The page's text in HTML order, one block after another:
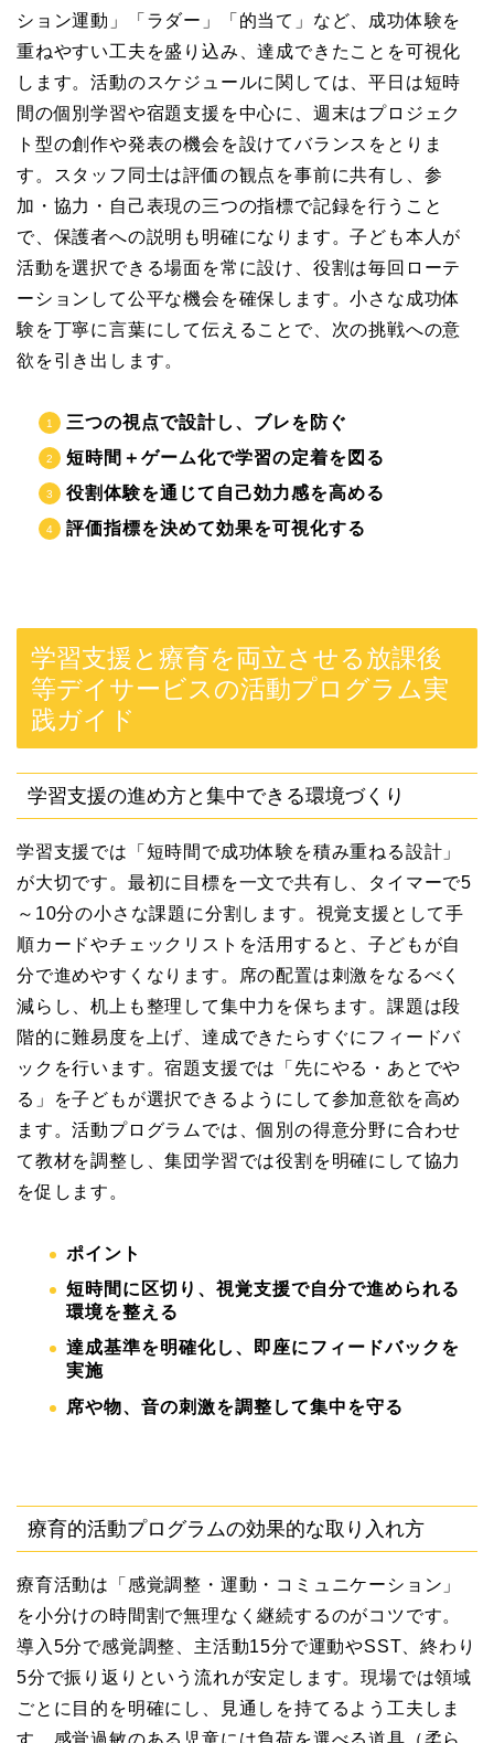
ション運動」「ラダー」「的当て」など、成功体験を
重ねやすい工夫を盛り込み、達成できたことを可視化
します。活動のスケジュールに関しては、平日は短時
間の個別学習や宿題支援を中心に、週末はプロジェク
ト型の創作や発表の機会を設けてバランスをとりま
す。スタッフ同士は評価の観点を事前に共有し、参
加・協力・自己表現の三つの指標で記録を行うこと
で、保護者への説明も明確になります。子ども本人が
活動を選択できる場面を常に設け、役割は毎回ローテ
ーションして公平な機会を確保します。小さな成功体
験を丁寧に言葉にして伝えることで、次の挑戦への意
欲を引き出します。
三つの視点で設計し、ブレを防ぐ
短時間＋ゲーム化で学習の定着を図る
役割体験を通じて自己効力感を高める
評価指標を決めて効果を可視化する
学習支援と療育を両立させる放課後
等デイサービスの活動プログラム実
践ガイド
学習支援の進め方と集中できる環境づくり
学習支援では「短時間で成功体験を積み重ねる設計」
が大切です。最初に目標を一文で共有し、タイマーで5
～10分の小さな課題に分割します。視覚支援として手
順カードやチェックリストを活用すると、子どもが自
分で進めやすくなります。席の配置は刺激をなるべく
減らし、机上も整理して集中力を保ちます。課題は段
階的に難易度を上げ、達成できたらすぐにフィードバ
ックを行います。宿題支援では「先にやる・あとでや
る」を子どもが選択できるようにして参加意欲を高め
ます。活動プログラムでは、個別の得意分野に合わせ
て教材を調整し、集団学習では役割を明確にして協力
を促します。
ポイント
短時間に区切り、視覚支援で自分で進められる
環境を整える
達成基準を明確化し、即座にフィードバックを
実施
席や物、音の刺激を調整して集中を守る
療育的活動プログラムの効果的な取り入れ方
療育活動は「感覚調整・運動・コミュニケーション」
を小分けの時間割で無理なく継続するのがコツです。
導入5分で感覚調整、主活動15分で運動やSST、終わり
5分で振り返りという流れが安定します。現場では領域
ごとに目的を明確にし、見通しを持てるよう工夫しま
す。感覚過敏のある児童には負荷を選べる道具（柔ら